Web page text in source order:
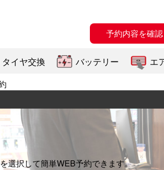
予約内容を確
タイヤ交換 バッテリー エ
選択して簡単WEB予約できます。